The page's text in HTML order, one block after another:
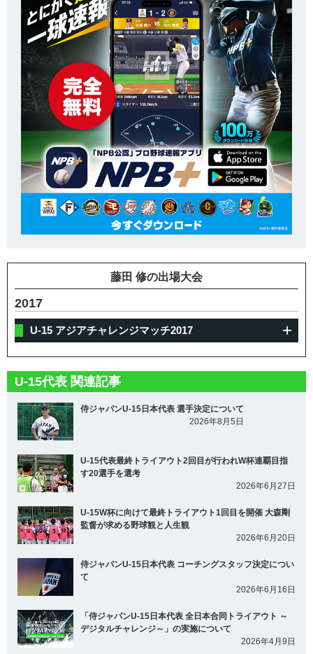
藤田 修の出場大会
2017
U-15 アジアチャレンジマッチ2017
U-15代表 関連記事
侍ジャパンU-15日本代表 選手決定について
2026年8月5日
U-15代表最終トライアウト2回目が行われW杯連覇目指
す20選手を選考
2026年6月27日
U-15W杯に向けて最終トライアウト1回目を開催 大森剛
監督が求める野球観と人生観
2026年6月20日
侍ジャパンU-15日本代表 コーチングスタッフ決定につい
て
2026年6月16日
「侍ジャパンU-15日本代表 全日本合同トライアウト ～
デジタルチャレンジ～」の実施について
2026年4月9日